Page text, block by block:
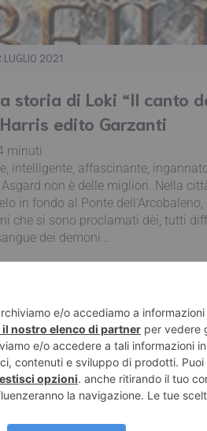
LUGLIO 2021
storia di Loki “Il canto
edito Garzanti
minuti
intelligente, affascinante,
non è delle migliori. Nella
in fondo al Ponte dell'Arcobaleno,
che si sono proclamati dèi, tutti
dei demoni...